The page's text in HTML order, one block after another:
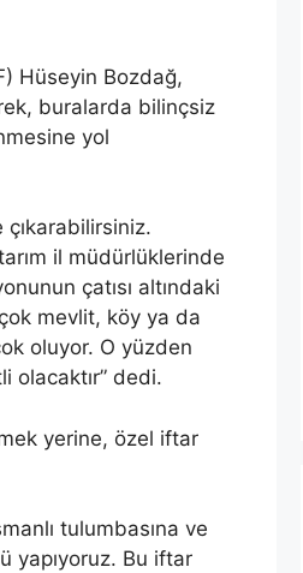
Hüseyin Bozdağ,
buralarda bilinçsiz
yol
il müdürlüklerinde
çatısı altındaki
mevlit, köy ya da
oluyor. O yüzden
olacaktır” dedi.
yerine, özel iftar
tulumbasına ve
yapıyoruz. Bu iftar